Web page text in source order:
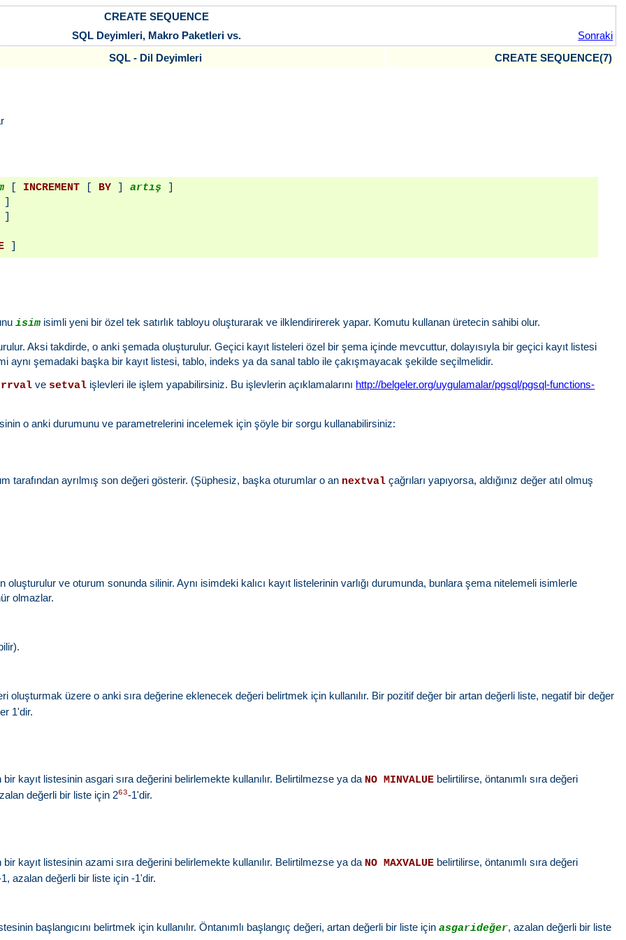
CREATE SEQUENCE
SQL Deyimleri, Makro Paketleri vs.
Sonraki
SQL - Dil Deyimleri
CREATE SEQUENCE(7)
INCREMENT BY ] artış
isim isimli yeni bir özel tek satırlık tabloyu oluşturarak ve ilklendirirerek yapar. Komutu kullanan üretecin sahibi olur.
Aksi takdirde, o anki şemada oluşturulur. Geçici kayıt listeleri özel bir şema içinde mevcuttur, dolayısıyla bir geçici kayıt listesi
aynı şemadaki başka bir kayıt listesi, tablo, indeks ya da sanal tablo ile çakışmayacak şekilde seçilmelidir.
ve setval işlevleri ile işlem yapabilirsiniz. Bu işlevlerin açıklamalarını http://belgeler.org/uygulamalar/pgsql/pgsql-functions-
o anki durumunu ve parametrelerini incelemek için şöyle bir sorgu kullanabilirsiniz:
tarafından ayrılmış son değeri gösterir. (Şüphesiz, başka oturumlar o an nextval çağrıları yapıyorsa, aldığınız değer atıl olmuş
ve oturum sonunda silinir. Aynı isimdeki kalıcı kayıt listelerinin varlığı durumunda, bunlara şema nitelemeli isimlerle
olmazlar.
oluşturmak üzere o anki sıra değerine eklenecek değeri belirtmek için kullanılır. Bir pozitif değer bir artan değerli liste, negatif bir değer
1'dir.
kayıt listesinin asgari sıra değerini belirlemekte kullanılır. Belirtilmezse ya da NO MINVALUE belirtilirse, öntanımlı sıra değeri
değerli bir liste için 263-1'dir.
kayıt listesinin azami sıra değerini belirlemekte kullanılır. Belirtilmezse ya da NO MAXVALUE belirtilirse, öntanımlı sıra değeri
azalan değerli bir liste için -1'dir.
başlangıcını belirtmek için kullanılır. Öntanımlı başlangıç değeri, artan değerli bir liste içinasgarideğer, azalan değerli bir liste